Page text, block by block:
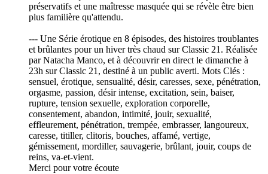
préservatifs et une maîtresse masquée qui se révèle être bien
plus familière qu'attendu.
--- Une Série érotique en 8 épisodes, des histoires troublantes
et brûlantes pour un hiver très chaud sur Classic 21. Réalisée
par Natacha Manco, et à découvrir en direct le dimanche à
23h sur Classic 21, destiné à un public averti. Mots Clés :
sensuel, érotique, sensualité, désir, caresses, sexe, pénétration,
orgasme, passion, désir intense, excitation, sein, baiser,
rupture, tension sexuelle, exploration corporelle,
consentement, abandon, intimité, jouir, sexualité,
effleurement, pénétration, trempée, embrasser, langoureux,
caresse, titiller, clitoris, bouches, affamé, vertige,
gémissement, mordiller, sauvagerie, brûlant, jouir, coups de
reins, va-et-vient.
Merci pour votre écoute